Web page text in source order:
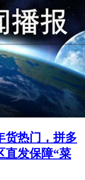
货热门，拼多
直发保障“菜